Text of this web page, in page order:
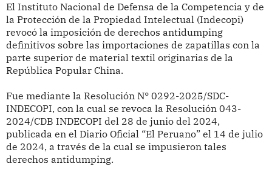
El Instituto Nacional de Defensa de la Competencia y de
la Protección de la Propiedad Intelectual (Indecopi)
revocóla imposición de derechos antidumping
definitivos sobre las importaciones de zapatillas con la
parte superior de material textil originarias de la
República Popular China.
Fue mediante la Resolución N° 0292-2025/SDC-
INDECOPI, con la cual se revoca la Resolución 043-
2024/CDB INDECOPI del 28 de junio del 2024,
publicada en el Diario Oficial “El Peruano” el 14 de julio
de 2024, a través de la cual se impusieron tales
derechos antidumping.